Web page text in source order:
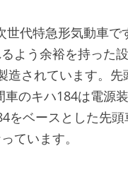
代特急形気動車で
よう余裕を持った
されています。
のキハ184は電源
をベースとした先
ています。